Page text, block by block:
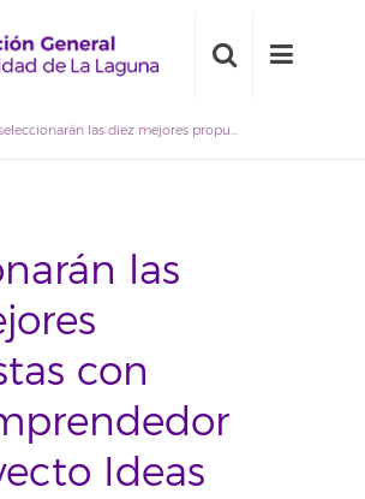
Hoy se seleccionarán las diez mejores propuestas con perfil emprendedor del Proyecto Ideas
las
con
Ideas